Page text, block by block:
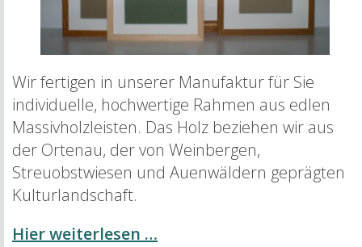
Wir fertigen in unserer Manufaktur für Sie
individuelle, hochwertige Rahmen aus edlen
Massivholzleisten. Das Holz beziehen wir aus
der Ortenau, der von Weinbergen,
Streuobstwiesen und Auenwäldern geprägten
Kulturlandschaft.
Hier weiterlesen …